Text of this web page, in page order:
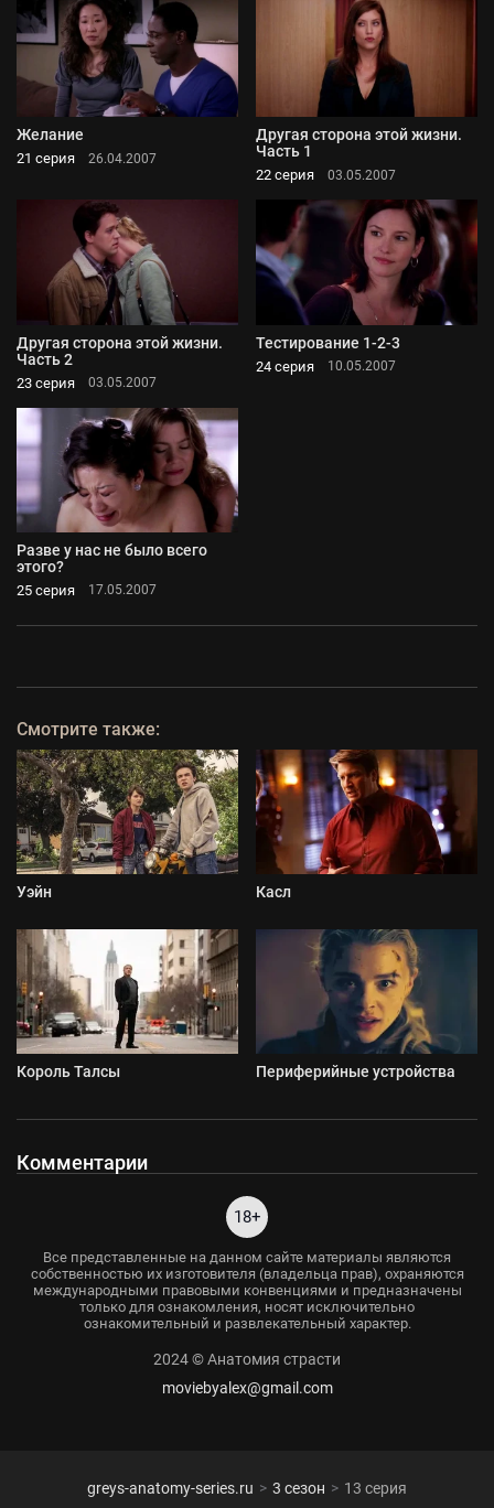
Желание
21 серия 26.04.2007
Другая сторона этой жизни.
Часть 1
22 серия 03.05.2007
Другая сторона этой жизни.
Часть 2
23 серия 03.05.2007
Тестирование 1-2-3
24 серия 10.05.2007
Разве у нас не было всего
этого?
25 серия 17.05.2007
Смотрите также:
Уэйн Касл
Король Талсы Периферийные устройства
Комментарии
18+
Все представленные на данном сайте материалы являются
собственностью их изготовителя (владельца прав), охраняются
международными правовыми конвенциями и предназначены
только для ознакомления, носят исключительно
ознакомительный и развлекательный характер.
2024 © Анатомия страсти
moviebyalex@gmail.com
greys-anatomy-series.ru 3 сезон 13 серия